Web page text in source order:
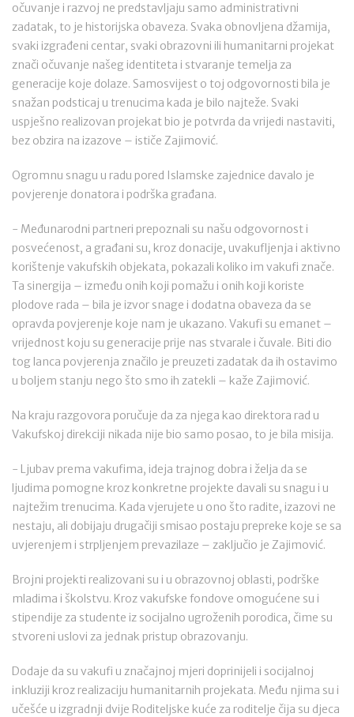
očuvanje i razvoj ne predstavljaju samo administrativni
zadatak, to je historijska obaveza. Svaka obnovljena džamija,
svaki izgrađeni centar, svaki obrazovni ili humanitarni projekat
znači očuvanje našeg identiteta i stvaranje temelja za
generacije koje dolaze. Samosvijest o toj odgovornosti bila je
snažan podsticaj u trenucima kada je bilo najteže. Svaki
uspješno realizovan projekat bio je potvrda da vrijedi nastaviti,
bez obzira na izazove – ističe Zajimović.
Ogromnu snagu u radu pored Islamske zajednice davalo je
povjerenje donatora i podrška građana.
- Međunarodni partneri prepoznali su našu odgovornost i
posvećenost, a građani su, kroz donacije, uvakufljenja i aktivno
korištenje vakufskih objekata, pokazali koliko im vakufi znače.
Ta sinergija – između onih koji pomažu i onih koji koriste
plodove rada – bila je izvor snage i dodatna obaveza da se
opravda povjerenje koje nam je ukazano. Vakufi su emanet –
vrijednost koju su generacije prije nas stvarale i čuvale. Biti dio
tog lanca povjerenja značilo je preuzeti zadatak da ih ostavimo
u boljem stanju nego što smo ih zatekli – kaže Zajimović.
Na kraju razgovora poručuje da za njega kao direktora rad u
Vakufskoj direkciji nikada nije bio samo posao, to je bila misija.
- Ljubav prema vakufima, ideja trajnog dobra i želja da se
ljudima pomogne kroz konkretne projekte davali su snagu i u
najtežim trenucima. Kada vjerujete u ono što radite, izazovi ne
nestaju, ali dobijaju drugačiji smisao postaju prepreke koje se sa
uvjerenjem i strpljenjem prevazilaze – zaključio je Zajimović.
Brojni projekti realizovani su i u obrazovnoj oblasti, podrške
mladima i školstvu. Kroz vakufske fondove omogućene su i
stipendije za studente iz socijalno ugroženih porodica, čime su
stvoreni uslovi za jednak pristup obrazovanju.
Dodaje da su vakufi u značajnoj mjeri doprinijeli i socijalnoj
inkluziji kroz realizaciju humanitarnih projekata. Među njima su i
učešće u izgradnji dvije Roditeljske kuće za roditelje čija su djeca